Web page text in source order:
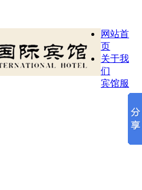
网站首
页
关于我
们
宾馆服